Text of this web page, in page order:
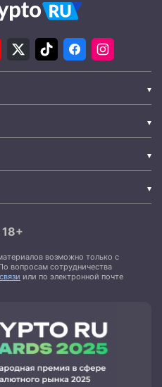
18+
возможно только с
вопросам сотрудничества
или по электронной почте